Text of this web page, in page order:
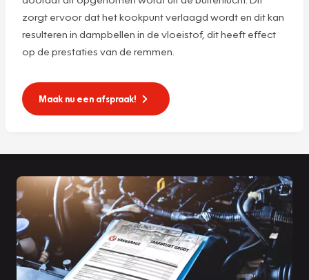
zorgt ervoor dat het kookpunt verlaagd wordt en dit kan
resulteren in dampbellen in de vloeistof, dit heeft effect
op de prestaties van de remmen.
Maak nu een afspraak!